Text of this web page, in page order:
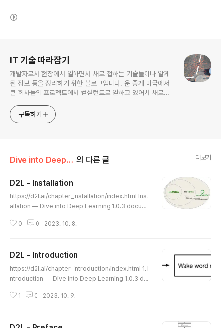
IT 기술 따라잡기
개발자로서 현장에서 일하면서 새로 접하는 기술들이나 알게
된 정보 등을 정리하기 위한 블로그입니다. 운 좋게 미국에서
큰 회사들의 프로젝트에서 컬설턴트로 일하고 있어서 새로운
사용되는 툴들에 대해 많은 분들과 정보를 공유하고 싶습니다.
구독하기
Dive into Deep Learning/D2L Preface Installation Notation Intro 의 다른 글 더보기
D2L - Installation
https://d2l.ai/chapter_installation/index.html Inst
allation — Dive into Deep Learning 1.0.3 docum
running, we will need an environment for runnin
elf. 시작하고 실행하려면 Python을 실행하기 위한 환경,
Jupyter Notebook, 관련 라이브러리 및 책 자체를 실행
하는 데 필요한 코드가 필요합니다. Installing Min..
0 0 2023. 10. 8.
D2L - Introduction
https://d2l.ai/chapter_introduction/index.html 1. I
ntroduction — Dive into Deep Learning 1.0.3 do
nearly every computer program that you might
1 0 2023. 10. 9.